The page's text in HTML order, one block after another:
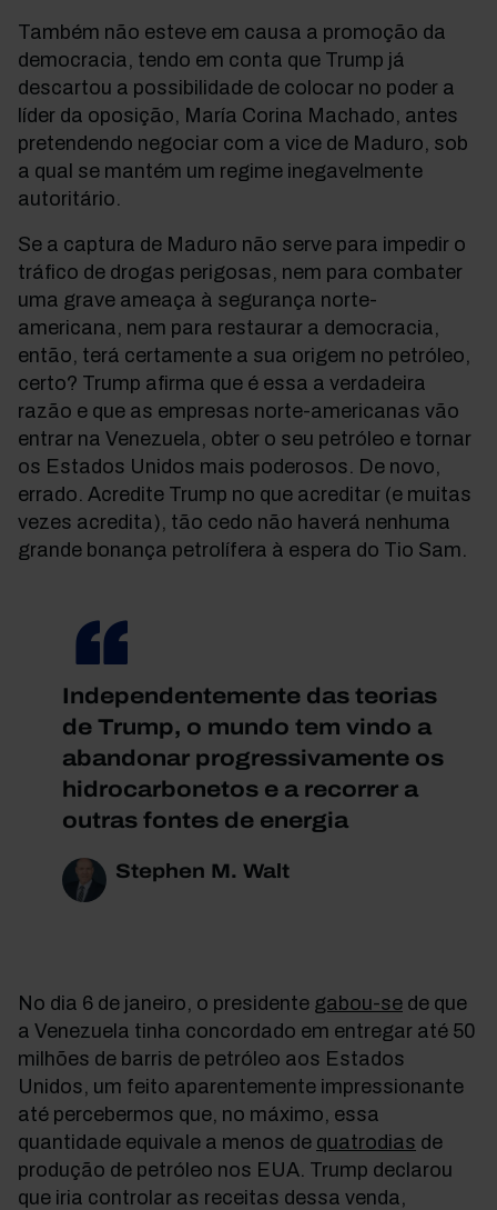
Também não esteve em causa a promoção da
democracia, tendo em conta que Trump já
descartou a possibilidade de colocar no poder a
líder da oposição, María Corina Machado, antes
pretendendo negociar com a vice de Maduro, sob
a qual se mantém um regime inegavelmente
autoritário.
Se a captura de Maduro não serve para impedir o
tráfico de drogas perigosas, nem para combater
uma grave ameaça à segurança norte-
americana, nem para restaurar a democracia,
então, terá certamente a sua origem no petróleo,
certo? Trump afirma que é essa a verdadeira
razão e que as empresas norte-americanas vão
entrar na Venezuela, obter o seu petróleo e tornar
os Estados Unidos mais poderosos. De novo,
errado. Acredite Trump no que acreditar (e muitas
vezes acredita), tão cedo não haverá nenhuma
grande bonança petrolífera à espera do Tio Sam.
Independentemente das teorias
de Trump, o mundo tem vindo a
abandonar progressivamente os
hidrocarbonetos e a recorrer a
outras fontes de energia
Stephen M. Walt
No dia 6 de janeiro, o presidente gabou-se de que
a Venezuela tinha concordado em entregar até 50
milhões de barris de petróleo aos Estados
Unidos, um feito aparentemente impressionante
até percebermos que, no máximo, essa
quantidade equivale a menos de quatrodias de
produção de petróleo nos EUA. Trump declarou
que iria controlar as receitas dessa venda,